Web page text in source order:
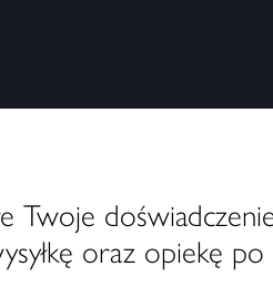
Twoje
oraz opiekę po